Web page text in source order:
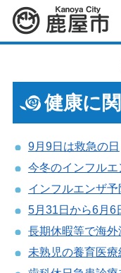
鹿屋市
健康に
9月9日は救急の日
今冬のインフル
インフルエンザ
5月31日から6月6
長期休暇等で海
未熟児の養育医